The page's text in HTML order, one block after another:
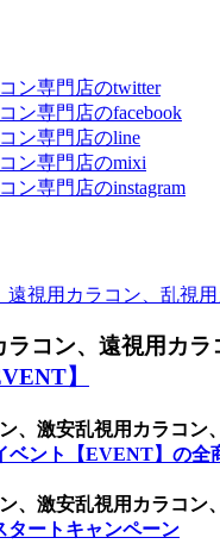
ン専門店のtwitter
ン専門店のfacebook
ン専門店のline
ン専門店のmixi
ン専門店のinstagram
視用カラコン、乱視
コン、遠視用カ
】
激安乱視用カラコン
ベント【EVENT】の全
激安乱視用カラコン
タートキャンペーン